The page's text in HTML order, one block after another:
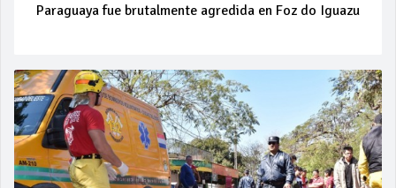
Paraguaya fue brutalmente agredida en Foz do Iguazu